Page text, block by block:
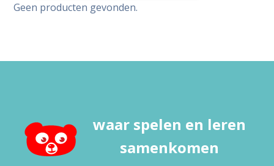
Geen producten gevonden.
waar spelen en leren
samenkomen